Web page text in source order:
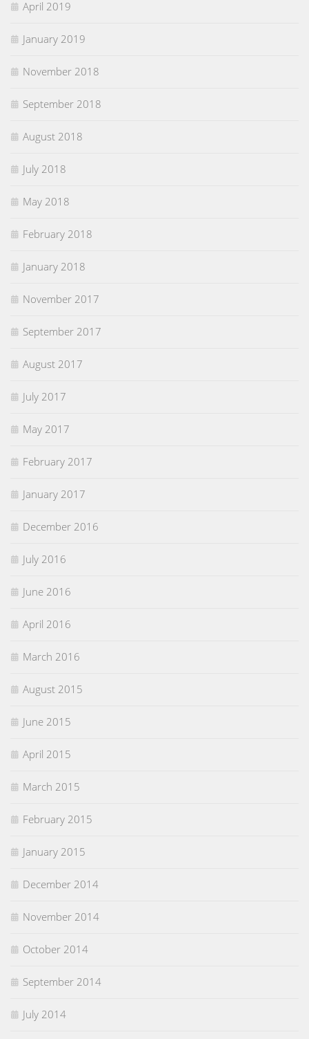
April 2019
January 2019
November 2018
September 2018
August 2018
July 2018
May 2018
February 2018
January 2018
November 2017
September 2017
August 2017
July 2017
May 2017
February 2017
January 2017
December 2016
July 2016
June 2016
April 2016
March 2016
August 2015
June 2015
April 2015
March 2015
February 2015
January 2015
December 2014
November 2014
October 2014
September 2014
July 2014